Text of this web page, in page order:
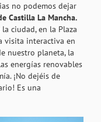
no podemos dejar
Castilla La Mancha.
ciudad, en la Plaza
visita interactiva en
nuestro planeta, la
energías renovables
¡No dejéis de
Es una